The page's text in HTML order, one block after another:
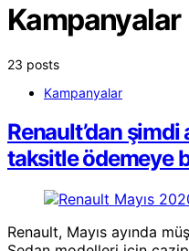
Kampanyalar
23 posts
Kampanyalar
Renault’dan şimdi
taksitle ödemeye
Renault, Mayıs ayında